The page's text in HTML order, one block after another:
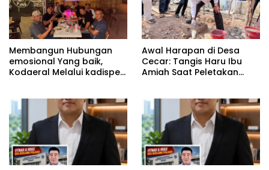
Membangun Hubungan
emosional Yang baik,
Kodaeral Melalui kadispen
tidak harus resmi Dengan
suasana Santai lebih
Dekat Dan Harmonis.
Awal Harapan di Desa
Cecar: Tangis Haru Ibu
Amiah Saat Peletakan